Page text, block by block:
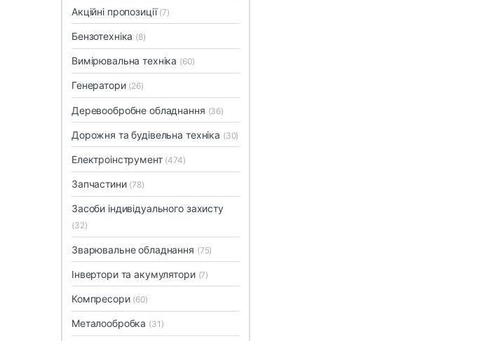
Акційні пропозиції (7)
Бензотехніка (8)
Вимірювальна техніка (60)
Генератори (26)
Деревообробне обладнання (36)
Дорожня та будівельна техніка (30)
Електроінструмент (474)
Запчастини (78)
Засоби індивідуального захисту
(32)
Зварювальне обладнання (75)
Інвертори та акумулятори (7)
Компресори (60)
Металообробка (31)